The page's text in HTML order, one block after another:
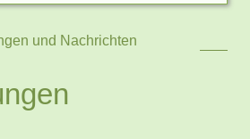
zur Schadstoffuntersuchung
und Nachrichten